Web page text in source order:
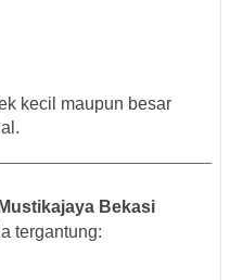
kecil maupun besar
Bekasi
tergantung: